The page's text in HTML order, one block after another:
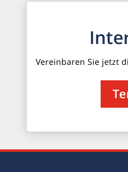
Vereinbaren Sie jetzt